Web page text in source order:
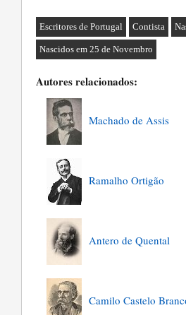
Escritores de Portugal Contista
Nascidos em 25 de Novembro
Autores relacionados:
Machado de Assis
Ramalho Ortigão
Antero de Quental
Camilo Castelo